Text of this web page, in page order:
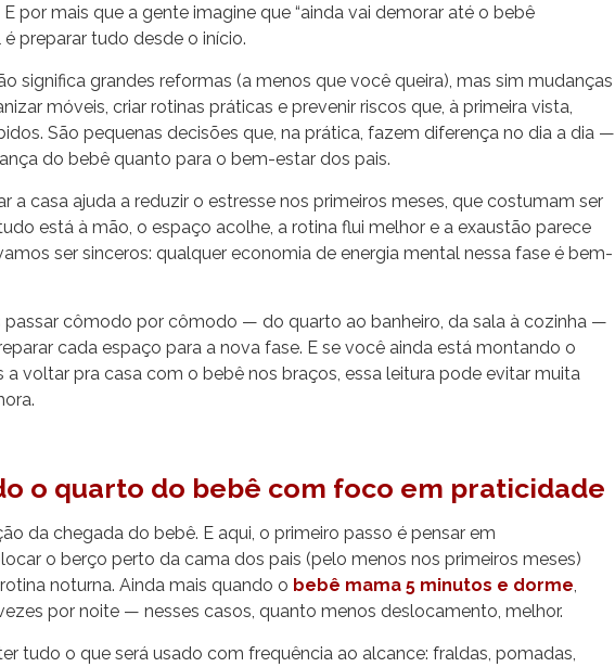
por mais que a gente imagine que “ainda vai demorar até o bebê
é preparar tudo desde o início.
significa grandes reformas (a menos que você queira), mas sim mudanças
móveis, criar rotinas práticas e prevenir riscos que, à primeira vista,
São pequenas decisões que, na prática, fazem diferença no dia a dia —
do bebê quanto para o bem-estar dos pais.
a casa ajuda a reduzir o estresse nos primeiros meses, que costumam ser
está à mão, o espaço acolhe, a rotina flui melhor e a exaustão parece
ser sinceros: qualquer economia de energia mental nessa fase é bem-
passar cômodo por cômodo — do quarto ao banheiro, da sala à cozinha —
cada espaço para a nova fase. E se você ainda está montando o
a voltar pra casa com o bebê nos braços, essa leitura pode evitar muita
o quarto do bebê com foco em praticidade
da chegada do bebê. E aqui, o primeiro passo é pensar em
o berço perto da cama dos pais (pelo menos nos primeiros meses)
noturna. Ainda mais quando o bebê mama 5 minutos e dorme,
por noite — nesses casos, quanto menos deslocamento, melhor.
tudo o que será usado com frequência ao alcance: fraldas, pomadas,